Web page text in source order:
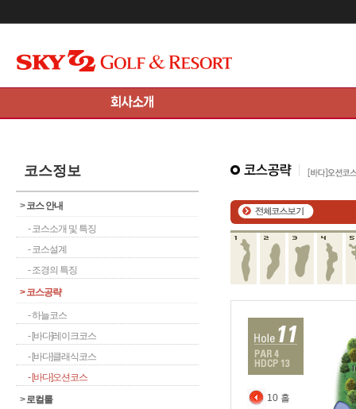
코스정보
>코스 안내
- 코스소개 및 특징
- 코스설계
- 조경의 특징
>코스공략
- 하늘코스
- [바다]레이크코스
- [바다]클래식코스
- [바다]오션코스
>로컬룰
10 홀